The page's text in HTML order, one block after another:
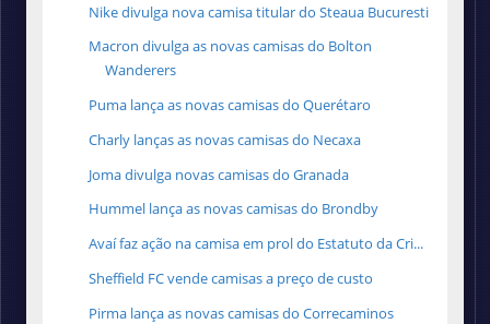
Nike divulga nova camisa titular do Steaua Bucuresti
Macron divulga as novas camisas do Bolton
Wanderers
Puma lança as novas camisas do Querétaro
Charly lanças as novas camisas do Necaxa
Joma divulga novas camisas do Granada
Hummel lança as novas camisas do Brondby
Avaí faz ação na camisa em prol do Estatuto da Cri...
Sheffield FC vende camisas a preço de custo
Pirma lança as novas camisas do Correcaminos